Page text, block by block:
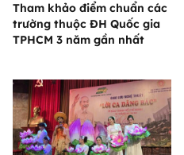
Tham khảo điểm chuẩn các
trường thuộc ĐH Quốc gia
TPHCM 3 năm gần nhất